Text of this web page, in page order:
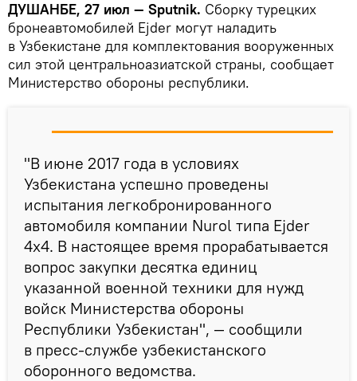
ДУШАНБЕ, 27 июл — Sputnik. Сборку турецких
бронеавтомобилей Ejder могут наладить
в Узбекистане для комплектования вооруженных
сил этой центральноазиатской страны, сообщает
Министерство обороны республики.
"В июне 2017 года в условиях
Узбекистана успешно проведены
испытания легкобронированного
автомобиля компании Nurol типа Ejder
4х4. В настоящее время прорабатывается
вопрос закупки десятка единиц
указанной военной техники для нужд
войск Министерства обороны
Республики Узбекистан", — сообщили
в пресс-службе узбекистанского
оборонного ведомства.